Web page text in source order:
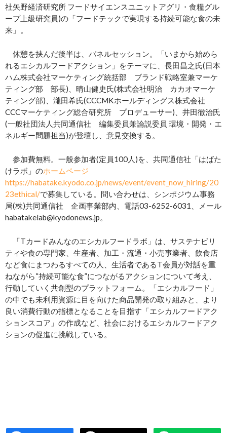
社矢野経済研究所 フードサイエンスユニットアグリ・食糧グル
ープ上級研究員)の「フードテックで実現する持続可能な食の未
来」。
休憩を挟んだ後半は、パネルセッション。「いまから始めら
れるエシカルフードアクション」をテーマに、長田昌之氏(日本
ハム株式会社マーケティング統括部 ブランド戦略室兼マーケ
ティング部 部長)、晴山健史氏(株式会社明治 カカオマーケ
ティング部)、瀧田希氏(CCCMKホールディングス株式会社
CCCマーケティング総合研究所 プロデューサー)、井田徹治氏
(一般社団法人共同通信社 編集委員兼論説委員 環境・開発・エ
ネルギー問題担当)が登壇し、意見交換する。
参加費無料。一般参加者(定員100人)を、共同通信社「はばた
けラボ」のホームページ
https://habatake.kyodo.co.jp/news/event/event_now_hiring/20
23ethical/で募集している。問い合わせは、シンポジウム事務
局(株)共同通信社 企画事業部内、電話03-6252-6031、メール
habatakelab@kyodonews.jp。
「Tカードみんなのエシカルフードラボ」は、サステナビリ
ティや食の専門家、生産者、加工・流通・小売事業者、飲食店
など食にまつわるすべての人、生活者であるT会員が対話を重
ねながら“持続可能な食”につながるアクションについて考え、
行動していく共創型のプラットフォーム。「エシカルフード」
の中でも未利用資源に目を向けた商品開発の取り組みと、より
良い消費行動の指標となることを目指す「エシカルフードアク
ションスコア」の作成など、社会におけるエシカルフードアク
ションの促進に挑戦している。